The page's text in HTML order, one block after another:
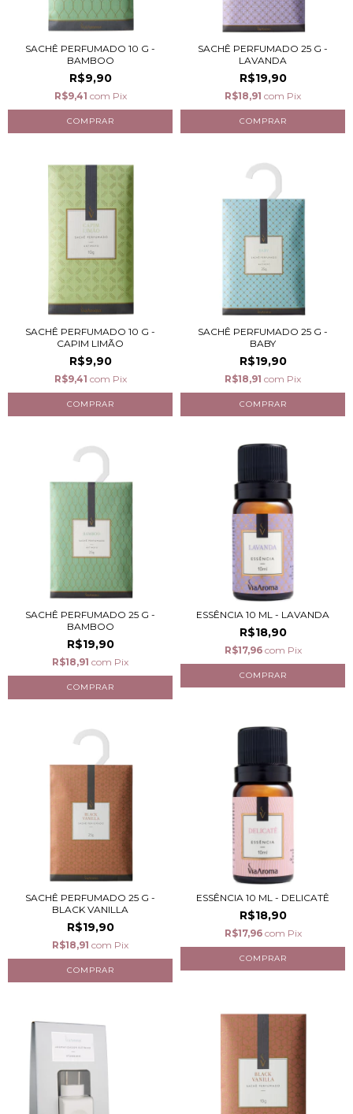
SACHÊ PERFUMADO 10 G -
BAMBOO
R$9,90
R$9,41 com Pix
SACHÊ PERFUMADO 25 G -
LAVANDA
R$19,90
R$18,91 com Pix
SACHÊ PERFUMADO 10 G -
CAPIM LIMÃO
R$9,90
R$9,41 com Pix
SACHÊ PERFUMADO 25 G -
BABY
R$19,90
R$18,91 com Pix
SACHÊ PERFUMADO 25 G -
BAMBOO
R$19,90
R$18,91 com Pix
ESSÊNCIA 10 ML - LAVANDA
R$18,90
R$17,96 com Pix
SACHÊ PERFUMADO 25 G -
BLACK VANILLA
R$19,90
R$18,91 com Pix
ESSÊNCIA 10 ML - DELICATÊ
R$18,90
R$17,96 com Pix